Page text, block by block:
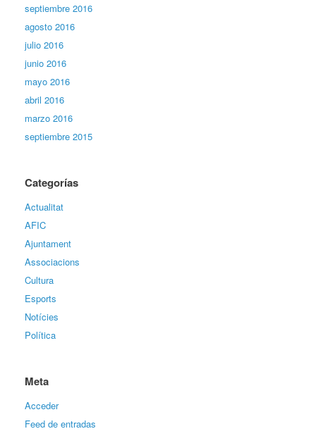
septiembre 2016
agosto 2016
julio 2016
junio 2016
mayo 2016
abril 2016
marzo 2016
septiembre 2015
Categorías
Actualitat
AFIC
Ajuntament
Associacions
Cultura
Esports
Notícies
Política
Meta
Acceder
Feed de entradas